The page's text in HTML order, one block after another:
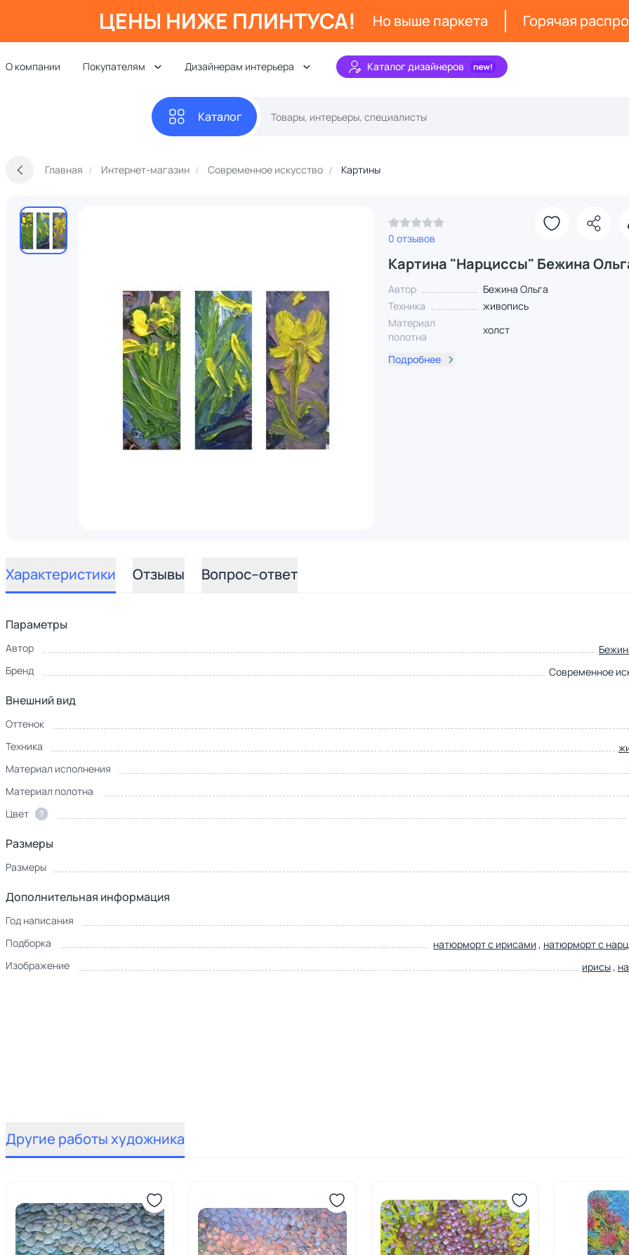
ЦЕНЫ НИЖЕ ПЛИНТУСА! Но выше паркета Горячая
О компании Покупателям Дизайнерам интерьера Каталог дизайнеров
Каталог
Главная Интернет-магазин Современное искусство Картины
0 отзывов
Картина "Нарциссы" Бежина
Автор
Бежина Ольга
Техника
живопись
Материал
полотна
холст
Подробнее
Характеристики Отзывы Вопрос–ответ
Параметры
Автор
Бренд
Современное
Внешний вид
Оттенок
Техника
Материал исполнения
Материал полотна
Цвет
?
Размеры
Размеры
Дополнительная информация
Год написания
Подборка
натюрморт с ирисами , натюрморт с
Изображение
ирисы,
Другие работы художника